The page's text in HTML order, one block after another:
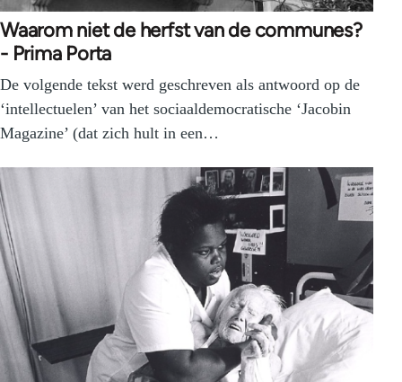
Waarom niet de herfst van de communes?
- Prima Porta
De volgende tekst werd geschreven als antwoord op de
‘intellectuelen’ van het sociaaldemocratische ‘Jacobin
Magazine’ (dat zich hult in een…